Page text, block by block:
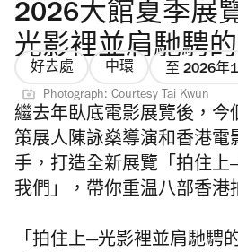
2026大館夏季展
光影裡並肩馳騁的
好去處 中環 至 2026年
Photograph: Courtesy Tai Kwun
繼去年臥底電影展覽後，今
策展人陳詠燊導演和香港電
手，打造全新展覽「拍住上
我們」，帶你重温八部香港
「拍住上—光影裡並肩馳騁